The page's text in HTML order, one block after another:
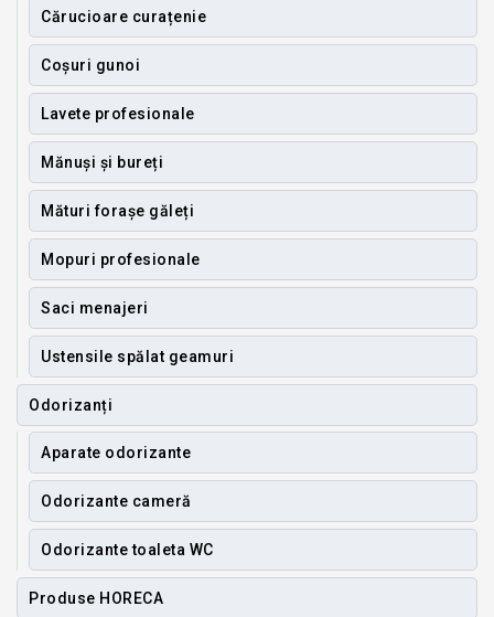
Cărucioare curațenie
Coșuri gunoi
Lavete profesionale
Mănuși și bureți
Mături forașe găleți
Mopuri profesionale
Saci menajeri
Ustensile spălat geamuri
Odorizanți
Aparate odorizante
Odorizante cameră
Odorizante toaleta WC
Produse HORECA